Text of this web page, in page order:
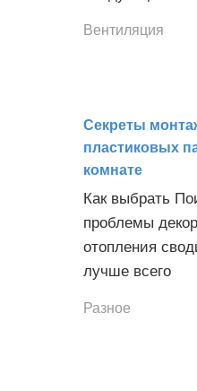
Вентиляция
Секреты
пластиковых
комнате
Как выбрать
проблемы
отопления
лучше всего
Разное